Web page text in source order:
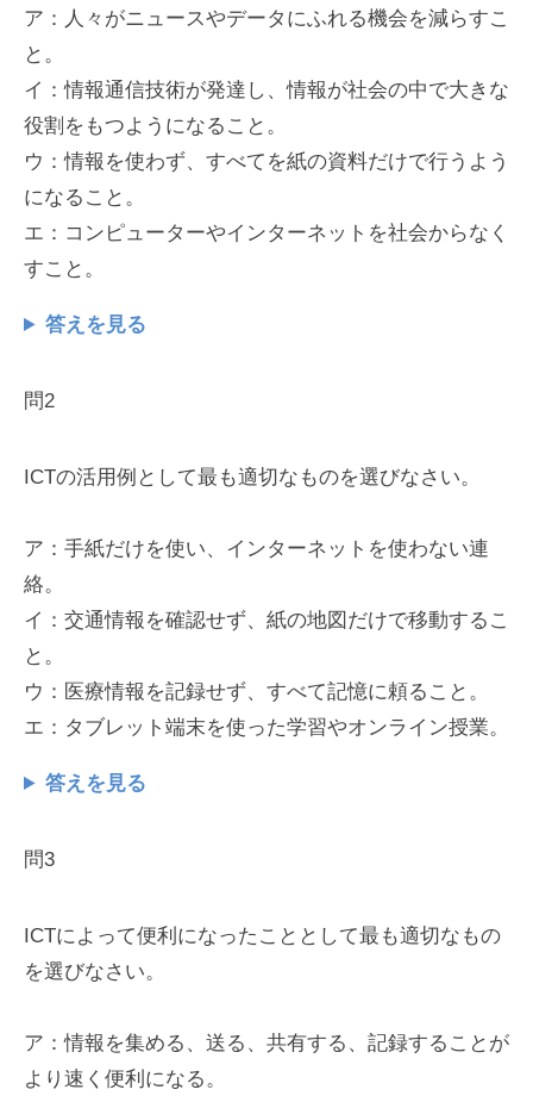
ア：人々がニュースやデータにふれる機会を減らすこ
と。
イ：情報通信技術が発達し、情報が社会の中で大きな
役割をもつようになること。
ウ：情報を使わず、すべてを紙の資料だけで行うよう
になること。
エ：コンピューターやインターネットを社会からなく
すこと。
答えを見る
問2
ICTの活用例として最も適切なものを選びなさい。
ア：手紙だけを使い、インターネットを使わない連
絡。
イ：交通情報を確認せず、紙の地図だけで移動するこ
と。
ウ：医療情報を記録せず、すべて記憶に頼ること。
エ：タブレット端末を使った学習やオンライン授業。
答えを見る
問3
ICTによって便利になったこととして最も適切なもの
を選びなさい。
ア：情報を集める、送る、共有する、記録することが
より速く便利になる。